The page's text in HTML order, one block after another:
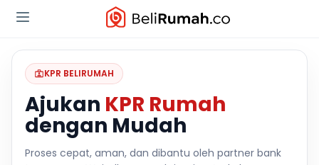
KPR BELIRUMAH
Ajukan KPR Rumah
dengan Mudah
Proses cepat, aman, dan dibantu oleh partner bank